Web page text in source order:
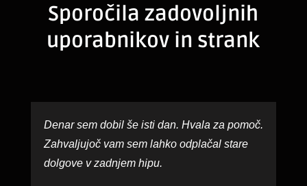
Sporočila zadovoljnih
uporabnikov in strank
Denar sem dobil še isti dan. Hvala za pomoč.
Zahvaljujoč vam sem lahko odplačal stare
dolgove v zadnjem hipu.